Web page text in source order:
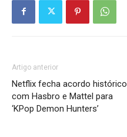
Artigo anterior
Netflix fecha acordo histórico
com Hasbro e Mattel para
‘KPop Demon Hunters’